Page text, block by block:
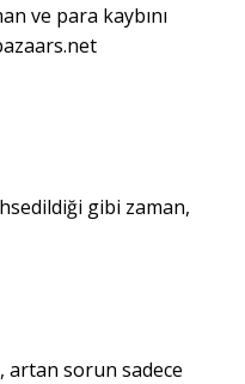
ve para kaybını
gibi zaman,
artan sorun sadece